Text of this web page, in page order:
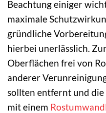
Beachtung einiger
maximale
gründliche
hierbei unerlässlich.
Oberflächen frei von
anderer
sollten entfernt und
mit einem